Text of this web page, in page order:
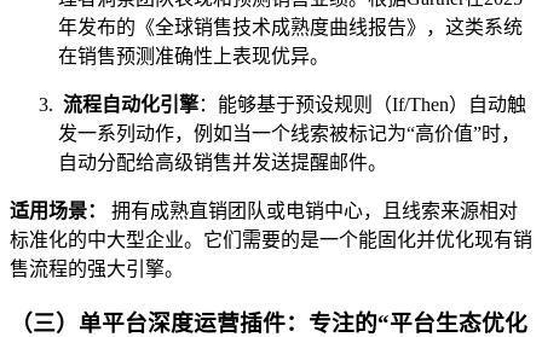
年发布的《全球销售技术成熟度曲线报告》，这类系统
在销售预测准确性上表现优异。
流程自动化引擎：能够基于预设规则（If/Then）自动触
发一系列动作，例如当一个线索被标记为“高价值”时，
自动分配给高级销售并发送提醒邮件。
适用场景：
拥有成熟直销团队或电销中心，且线索来源相对
标准化的中大型企业。它们需要的是一个能固化并优化现有销
售流程的强大引擎。
（三）单平台深度运营插件：专注的“平台生态优化